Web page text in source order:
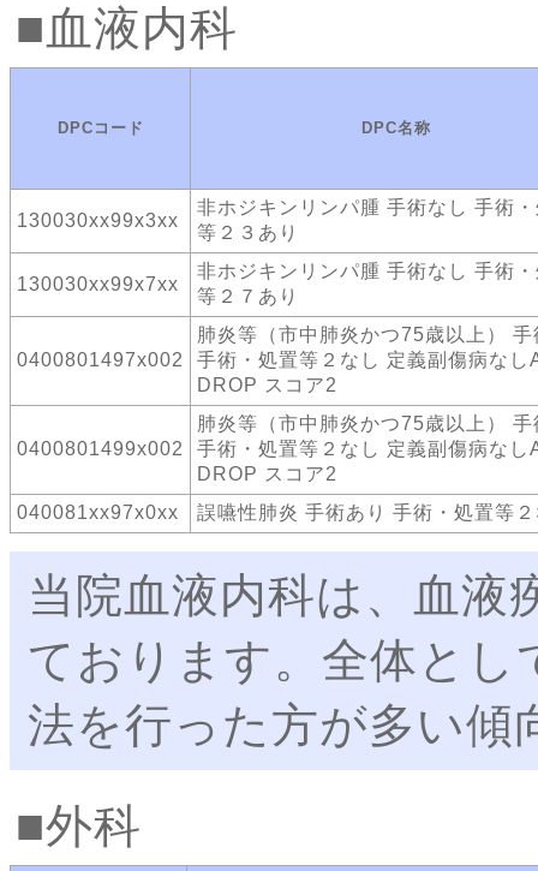
血液内科
DPCコード DPC名称
130030xx99x3xx
非ホジキンリンパ腫 手術なし 手術
等２３あり
130030xx99x7xx
非ホジキンリンパ腫 手術なし 手術
等２７あり
0400801497x002
肺炎等（市中肺炎かつ75歳以上） 手
手術・処置等２なし 定義副傷病なし
DROP スコア2
0400801499x002
肺炎等（市中肺炎かつ75歳以上） 手
手術・処置等２なし 定義副傷病なし
DROP スコア2
040081xx97x0xx
誤嚥性肺炎 手術あり 手術・処置等
当院血液内科は、血液
ております。全体とし
法を行った方が多い傾
外科